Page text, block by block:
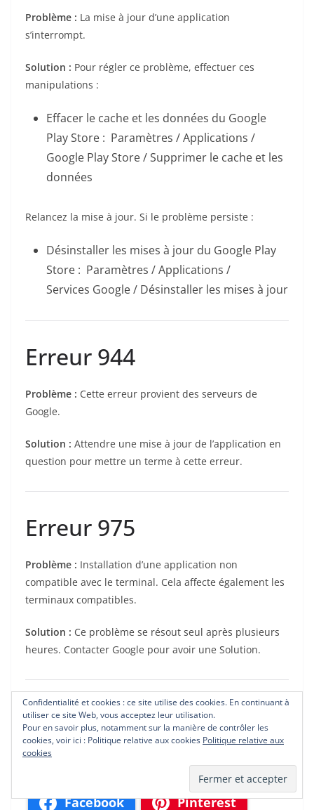
Problème : La mise à jour d’une application
s’interrompt.
Solution : Pour régler ce problème, effectuer ces
manipulations :
Effacer le cache et les données du Google
Play Store : Paramètres / Applications /
Google Play Store / Supprimer le cache et les
données
Relancez la mise à jour. Si le problème persiste :
Désinstaller les mises à jour du Google Play
Store : Paramètres / Applications /
Services Google / Désinstaller les mises à jour
Erreur 944
Problème : Cette erreur provient des serveurs de
Google.
Solution : Attendre une mise à jour de l’application en
question pour mettre un terme à cette erreur.
Erreur 975
Problème : Installation d’une application non
compatible avec le terminal. Cela affecte également les
terminaux compatibles.
Solution : Ce problème se résout seul après plusieurs
heures. Contacter Google pour avoir une Solution.
L’article sera mis à jour selon les nouvelles erreurs ou
erreurs oubliées que vous pouvez également soumettre.
Facebook Pinterest
Confidentialité et cookies : ce site utilise des cookies. En continuant à
utiliser ce site Web, vous acceptez leur utilisation.
Pour en savoir plus, notamment sur la manière de contrôler les
cookies, voir ici : Politique relative aux cookies Politique relative aux
cookies